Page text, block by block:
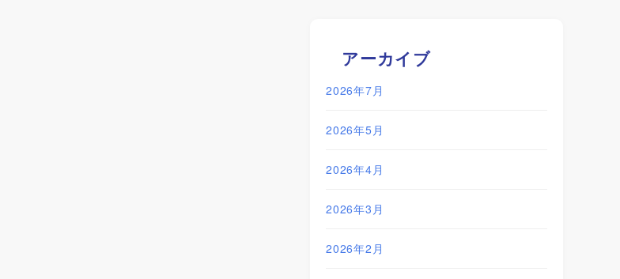
アーカイブ
2026年7月
2026年5月
2026年4月
2026年3月
2026年2月